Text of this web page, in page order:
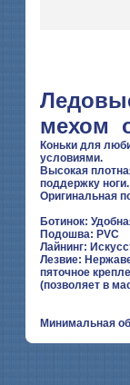
мехом
Коньки для
условиями.
Высокая
поддержку ноги.
Оригинальная
Ботинок:
Подошва: PVC
Лайнинг:
Лезвие:
пяточное
(позволяет в
Минимальная